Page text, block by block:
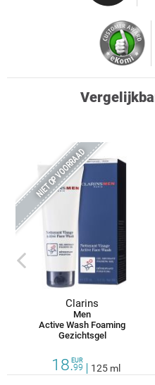
NIET OP VOORRAAD
Clarins
Men
Active Wash Foaming
Gezichtsgel
18.99
EUR
125 ml